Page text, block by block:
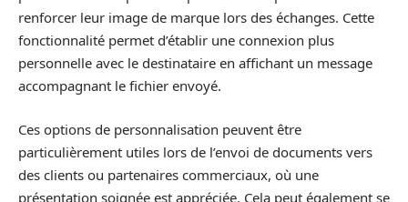
renforcer leur image de marque lors des échanges. Cette
fonctionnalité permet d’établir une connexion plus
personnelle avec le destinataire en affichant un message
accompagnant le fichier envoyé.
Ces options de personnalisation peuvent être
particulièrement utiles lors de l’envoi de documents vers
des clients ou partenaires commerciaux, où une
présentation soignée est appréciée. Cela peut également se